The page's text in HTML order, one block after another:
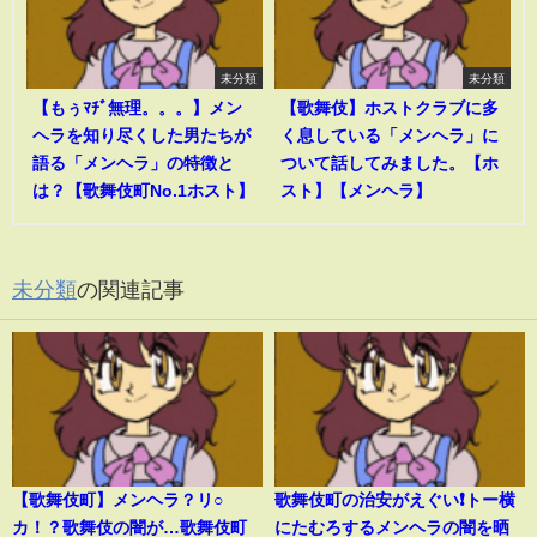
未分類
【もぅﾏﾁﾞ無理。。。】メン
ヘラを知り尽くした男たちが
語る「メンヘラ」の特徴と
は？【歌舞伎町No.1ホスト】
未分類
【歌舞伎】ホストクラブに多
く息している「メンヘラ」に
ついて話してみました。【ホ
スト】【メンヘラ】
未分類の関連記事
【歌舞伎町】メンヘラ？リ○
カ！？歌舞伎の闇が…歌舞伎町
歌舞伎町の治安がえぐい❗️トー横
にたむろするメンヘラの闇を晒